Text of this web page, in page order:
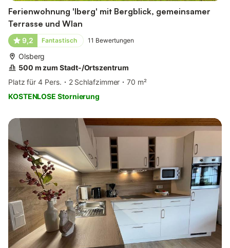
Ferienwohnung 'Iberg' mit Bergblick, gemeinsamer
Terrasse und Wlan
9,2 Fantastisch 11 Bewertungen
Olsberg
500 m zum Stadt-/Ortszentrum
Platz für 4 Pers.
2 Schlafzimmer
70 m²
KOSTENLOSE Stornierung